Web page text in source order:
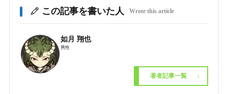
この記事を書いた人 Wrote this article
如月 翔也
男性
著者記事一覧